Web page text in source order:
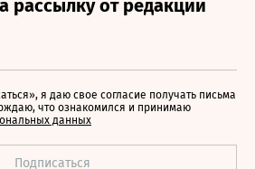
я даю свое согласие получать письма
что ознакомился и принимаю
данных